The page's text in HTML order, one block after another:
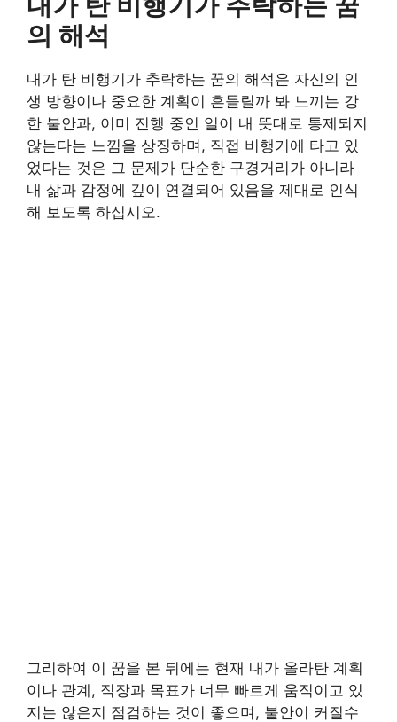
의 해석
내가 탄 비행기가 추락하는 꿈의 해석은 자신의 인
생 방향이나 중요한 계획이 흔들릴까 봐 느끼는 강
한 불안과, 이미 진행 중인 일이 내 뜻대로 통제되지
않는다는 느낌을 상징하며, 직접 비행기에 타고 있
었다는 것은 그 문제가 단순한 구경거리가 아니라
내 삶과 감정에 깊이 연결되어 있음을 제대로 인식
해 보도록 하십시오.
그리하여 이 꿈을 본 뒤에는 현재 내가 올라탄 계획
이나 관계, 직장과 목표가 너무 빠르게 움직이고 있
지는 않은지 점검하는 것이 좋으며, 불안이 커질수